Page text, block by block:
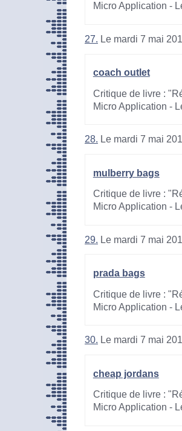
Micro Application -
27. Le mardi 7 mai
coach outlet
Critique de livre :
Micro Application -
28. Le mardi 7 mai
mulberry bags
Critique de livre :
Micro Application -
29. Le mardi 7 mai
prada bags
Critique de livre :
Micro Application -
30. Le mardi 7 mai
cheap jordans
Critique de livre :
Micro Application -